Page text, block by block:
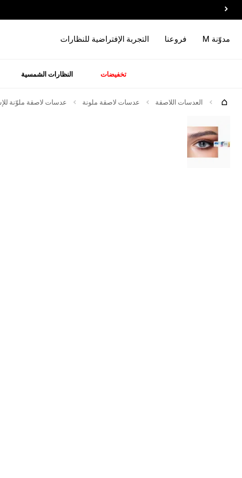
مدوّنة M فروعنا التجربة الإفتراضية للنظارات
تخفيضات النظارات الشمسية
العدسات اللاصقة عدسات لاصقة ملونة عدسات لاصقة ملوّنة